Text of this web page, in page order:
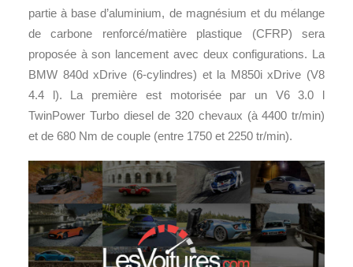
partie à base d’aluminium, de magnésium et du mélange
de carbone renforcé/matière plastique (CFRP) sera
proposée à son lancement avec deux configurations. La
BMW 840d xDrive (6-cylindres) et la M850i xDrive (V8
4.4 l). La première est motorisée par un V6 3.0 l
TwinPower Turbo diesel de 320 chevaux (à 4400 tr/min)
et de 680 Nm de couple (entre 1750 et 2250 tr/min).